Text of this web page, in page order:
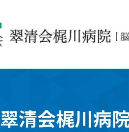
翠清会梶川病